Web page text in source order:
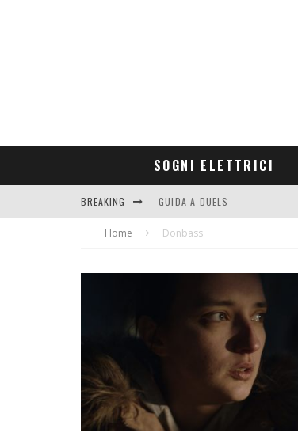
SOGNI ELETTRICI
BREAKING GUIDA A DUELS
CONTRIBUTORS
Home Donbass